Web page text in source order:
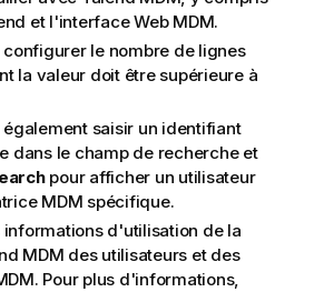
et l'interface Web MDM.
configurer le nombre de lignes
la valeur doit être supérieure à
également saisir un identifiant
dans le champ de recherche et
pour afficher un utilisateur
MDM spécifique.
informations d'utilisation de la
MDM des utilisateurs et des
. Pour plus d'informations,